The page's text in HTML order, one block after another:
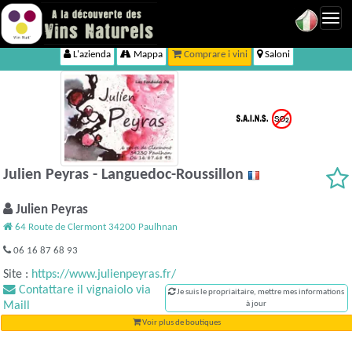
L'azienda Mappa Comprare i vini Saloni
Julien Peyras - Languedoc-Roussillon
Julien Peyras
64 Route de Clermont 34200 Paulhnan
06 16 87 68 93
Site : https://www.julienpeyras.fr/
Contattare il vignaiolo via
Maill
Je suis le propriaitaire, mettre mes informations
à jour
Voir plus de boutiques